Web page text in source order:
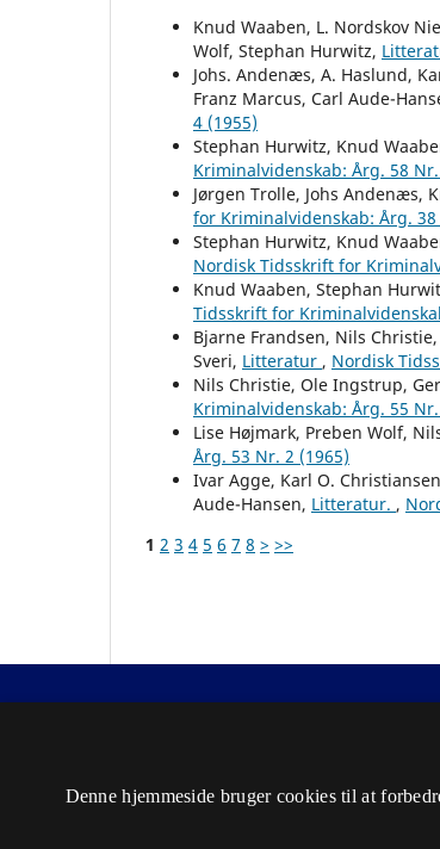
Knud Waaben, L. Nordskov
Wolf, Stephan Hurwitz,
Johs. Andenæs, A. Haslund,
Franz Marcus, Carl Aude-
4 (1955)
Stephan Hurwitz, Knud
Kriminalvidenskab: Årg. 58
Jørgen Trolle, Johs Andenæs,
for Kriminalvidenskab: Årg. 38
Stephan Hurwitz, Knud
Nordisk Tidsskrift for
Knud Waaben, Stephan
Tidsskrift for
Bjarne Frandsen, Nils
Sveri, Litteratur , Nordisk
Nils Christie, Ole Ingstrup,
Kriminalvidenskab: Årg. 55
Lise Højmark, Preben Wolf,
Årg. 53 Nr. 2 (1965)
Ivar Agge, Karl O.
Aude-Hansen, Litteratur. ,
1 2 3 4 5 6 7 8 > >>
Nordisk Tidsskrift for
ISSN 2446-3051 (Online)
Denne hjemmeside bruger cookies til at